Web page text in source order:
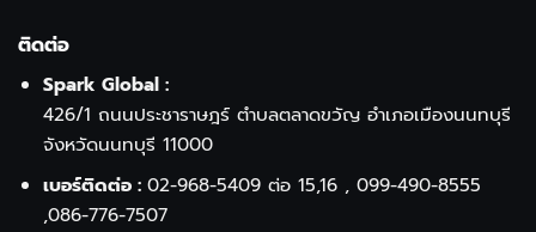
ติดต่อ
Spark Global :
426/1 ถนนประชาราษฎร์ ตำบลตลาดขวัญ อำเภอเมืองนนทบุรี
จังหวัดนนทบุรี 11000
เบอร์ติดต่อ : 02-968-5409ต่อ 15,16 , 099-490-8555
,086-776-7507